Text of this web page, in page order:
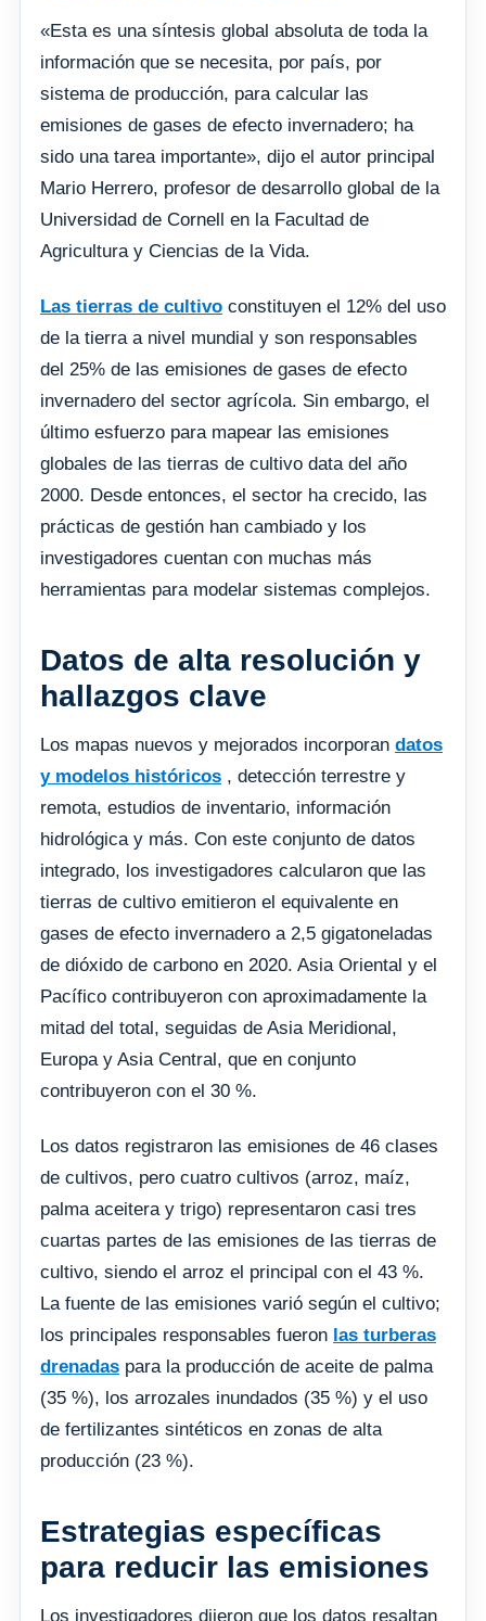
«Esta es una síntesis global absoluta de toda la
información que se necesita, por país, por
sistema de producción, para calcular las
emisiones de gases de efecto invernadero; ha
sido una tarea importante», dijo el autor principal
Mario Herrero, profesor de desarrollo global de la
Universidad de Cornell en la Facultad de
Agricultura y Ciencias de la Vida.
Las tierras de cultivo constituyen el 12% del uso
de la tierra a nivel mundial y son responsables
del 25% de las emisiones de gases de efecto
invernadero del sector agrícola. Sin embargo, el
último esfuerzo para mapear las emisiones
globales de las tierras de cultivo data del año
2000. Desde entonces, el sector ha crecido, las
prácticas de gestión han cambiado y los
investigadores cuentan con muchas más
herramientas para modelar sistemas complejos.
Datos de alta resolución y
hallazgos clave
Los mapas nuevos y mejorados incorporan datos
y modelos históricos , detección terrestre y
remota, estudios de inventario, información
hidrológica y más. Con este conjunto de datos
integrado, los investigadores calcularon que las
tierras de cultivo emitieron el equivalente en
gases de efecto invernadero a 2,5 gigatoneladas
de dióxido de carbono en 2020. Asia Oriental y el
Pacífico contribuyeron con aproximadamente la
mitad del total, seguidas de Asia Meridional,
Europa y Asia Central, que en conjunto
contribuyeron con el 30 %.
Los datos registraron las emisiones de 46 clases
de cultivos, pero cuatro cultivos (arroz, maíz,
palma aceitera y trigo) representaron casi tres
cuartas partes de las emisiones de las tierras de
cultivo, siendo el arroz el principal con el 43 %.
La fuente de las emisiones varió según el cultivo;
los principales responsables fueron las turberas
drenadas para la producción de aceite de palma
(35 %), los arrozales inundados (35 %) y el uso
de fertilizantes sintéticos en zonas de alta
producción (23 %).
Estrategias específicas
para reducir las emisiones
Los investigadores dijeron que los datos resaltan